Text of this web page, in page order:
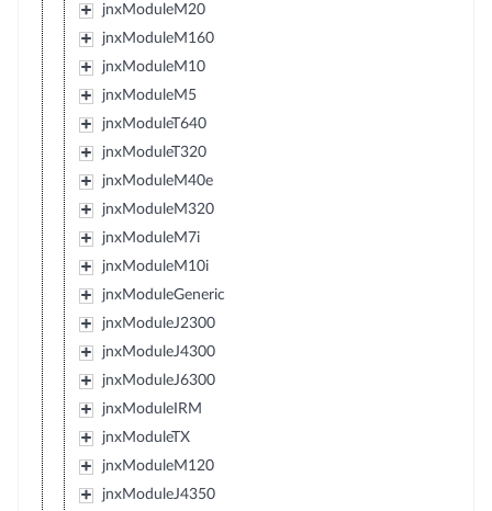
jnxModuleM20
jnxModuleM160
jnxModuleM10
jnxModuleM5
jnxModuleT640
jnxModuleT320
jnxModuleM40e
jnxModuleM320
jnxModuleM7i
jnxModuleM10i
jnxModuleGeneric
jnxModuleJ2300
jnxModuleJ4300
jnxModuleJ6300
jnxModuleIRM
jnxModuleTX
jnxModuleM120
jnxModuleJ4350